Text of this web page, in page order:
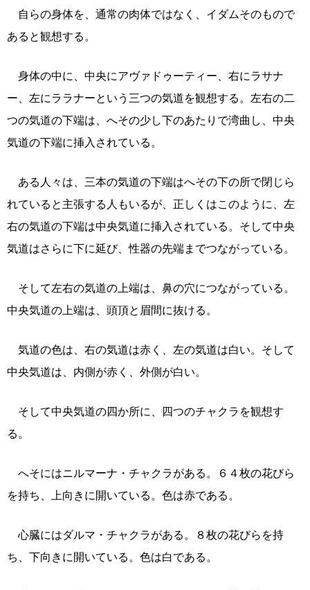
自らの身体を、通常の肉体ではなく、イダムそのもので
あると観想する。
身体の中に、中央にアヴァドゥーティー、右にラサナ
ー、左にララナーという三つの気道を観想する。左右の二
つの気道の下端は、へその少し下のあたりで湾曲し、中央
気道の下端に挿入されている。
ある人々は、三本の気道の下端はへその下の所で閉じら
れていると主張する人もいるが、正しくはこのように、左
右の気道の下端は中央気道に挿入されている。そして中央
気道はさらに下に延び、性器の先端までつながっている。
そして左右の気道の上端は、鼻の穴につながっている。
中央気道の上端は、頭頂と眉間に抜ける。
気道の色は、右の気道は赤く、左の気道は白い。そして
中央気道は、内側が赤く、外側が白い。
そして中央気道の四か所に、四つのチャクラを観想す
る。
へそにはニルマーナ・チャクラがある。６４枚の花びら
を持ち、上向きに開いている。色は赤である。
心臓にはダルマ・チャクラがある。８枚の花びらを持
ち、下向きに開いている。色は白である。